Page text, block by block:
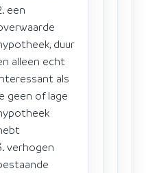
een
duur
alleen echt
als
geen of lage
verhogen